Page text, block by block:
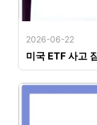
2026-06-22
미국 ETF 사고